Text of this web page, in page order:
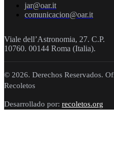
jar@oar.it
comunicacion@oar.it
Viale dell’Astronomia, 27. C.P.
10760. 00144 Roma (Italia).
© 2026. Derechos Reservados.
Recoletos
Desarrollado por: recoletos.org